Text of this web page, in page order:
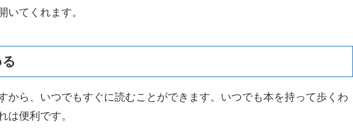
いてくれます。
から、いつでもすぐに読むことができます。いつでも本を持って歩くわ
は便利です。